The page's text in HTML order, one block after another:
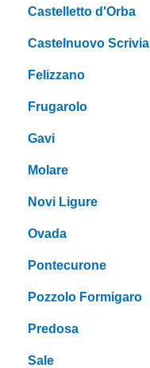
Castelletto d'Orba
Castelnuovo Scrivia
Felizzano
Frugarolo
Gavi
Molare
Novi Ligure
Ovada
Pontecurone
Pozzolo Formigaro
Predosa
Sale